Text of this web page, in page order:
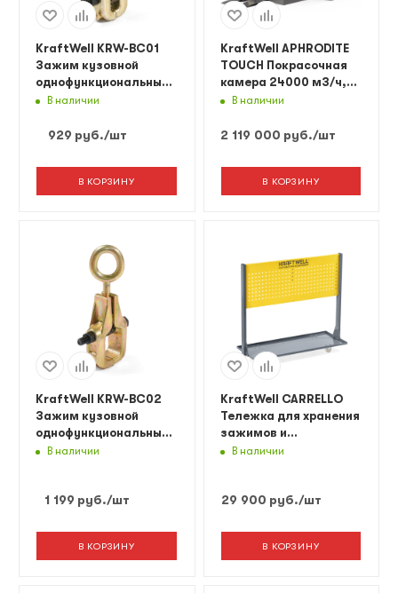
KraftWell KRW-BC01
Зажим кузовной
однофункциональный,
3 тВ наличии
929 руб./шт
В КОРЗИНУ
KraftWell APHRODITE
TOUCH Покрасочная
камера 24000 м3/ч,
сенсорный пульт
В наличии
2 119 000 руб./шт
В КОРЗИНУ
KraftWell KRW-BC02
Зажим кузовной
однофункциональный,
3 тВ наличии
1 199 руб./шт
В КОРЗИНУ
KraftWell CARRELLO
Тележка для хранения
зажимов и
аксессуаров
В наличии
29 900 руб./шт
В КОРЗИНУ